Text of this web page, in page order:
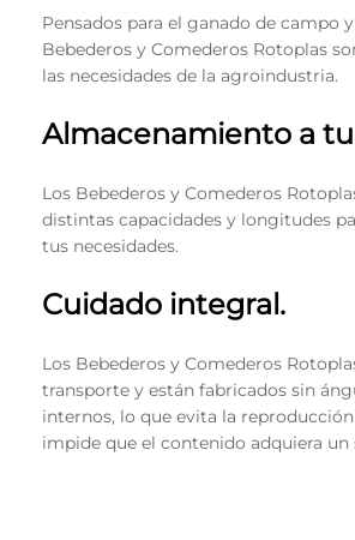
Pensados para el ganado de campo
Bebederos y Comederos Rotoplas
las necesidades de la agroindustria.
Almacenamiento a
Los Bebederos y Comederos
distintas capacidades y longitudes
tus necesidades.
Cuidado integral.
Los Bebederos y Comederos
transporte y están fabricados sin
internos, lo que evita la
impide que el contenido adquiera un